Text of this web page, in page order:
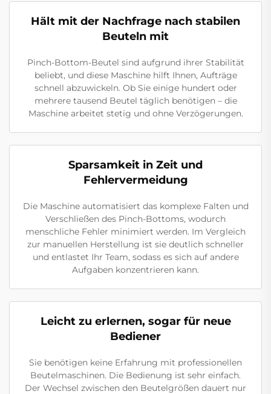
Hält mit der Nachfrage nach stabilen
Beuteln mit
Pinch-Bottom-Beutel sind aufgrund ihrer Stabilität
beliebt, und diese Maschine hilft Ihnen, Aufträge
schnell abzuwickeln. Ob Sie einige hundert oder
mehrere tausend Beutel täglich benötigen – die
Maschine arbeitet stetig und ohne Verzögerungen.
Sparsamkeit in Zeit und
Fehlervermeidung
Die Maschine automatisiert das komplexe Falten und
Verschließen des Pinch-Bottoms, wodurch
menschliche Fehler minimiert werden. Im Vergleich
zur manuellen Herstellung ist sie deutlich schneller
und entlastet Ihr Team, sodass es sich auf andere
Aufgaben konzentrieren kann.
Leicht zu erlernen, sogar für neue
Bediener
Sie benötigen keine Erfahrung mit professionellen
Beutelmaschinen. Die Bedienung ist sehr einfach.
Der Wechsel zwischen den Beutelgrößen dauert nur